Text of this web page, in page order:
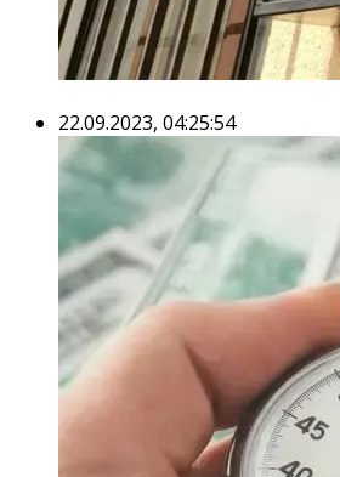
22.09.2023, 04:25:54